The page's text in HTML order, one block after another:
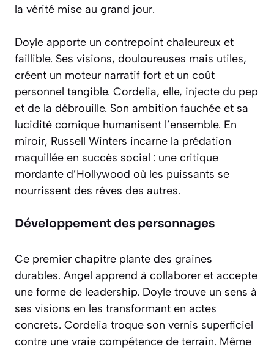
la vérité mise au grand jour.
Doyle apporte un contrepoint chaleureux et
faillible. Ses visions, douloureuses mais utiles,
créent un moteur narratif fort et un coût
personnel tangible. Cordelia, elle, injecte du pep
et de la débrouille. Son ambition fauchée et sa
lucidité comique humanisent l’ensemble. En
miroir, Russell Winters incarne la prédation
maquillée en succès social : une critique
mordante d’Hollywood où les puissants se
nourrissent des rêves des autres.
Développement des personnages
Ce premier chapitre plante des graines
durables. Angel apprend à collaborer et accepte
une forme de leadership. Doyle trouve un sens à
ses visions en les transformant en actes
concrets. Cordelia troque son vernis superficiel
contre une vraie compétence de terrain. Même